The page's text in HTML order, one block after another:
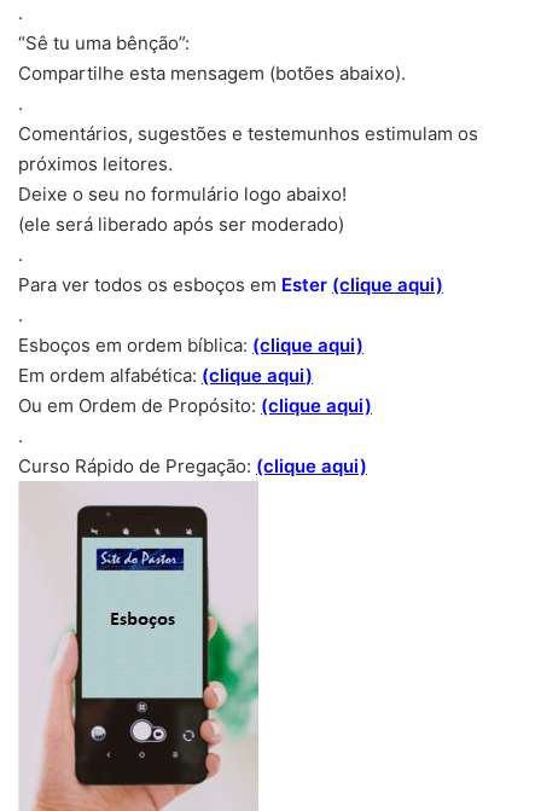
.
“Sê tu uma bênção”:
Compartilhe esta mensagem (botões abaixo).
.
Comentários, sugestões e testemunhos estimulam os
próximos leitores.
Deixe o seu no formulário logo abaixo!
(ele será liberado após ser moderado)
.
Para ver todos os esboços em Ester (clique aqui)
.
Esboços em ordem bíblica: (clique aqui)
Em ordem alfabética: (clique aqui)
Ou em Ordem de Propósito: (clique aqui)
.
Curso Rápido de Pregação: (clique aqui)